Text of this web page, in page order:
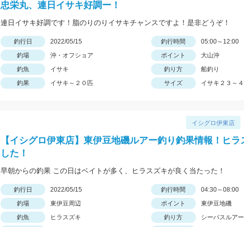
忠栄丸、連日イサキ好調ー！
連日イサキ好調です！脂のりのりイサキチャンスですよ！是非どうぞ！
釣行日 2022/05/15 釣行時間
05:00～12:00
釣場
沖・オフショア ポイント
大山沖
釣魚
イサキ 釣り方
船釣り
釣果
イサキ～２０匹 サイズ イサキ２３～
イシグロ伊東店
【イシグロ伊東店】東伊豆地磯ルアー釣り釣果情報！ヒラ
した！
早朝からの釣果 この日はベイトが多く、ヒラスズキが良く当たった！
釣行日 2022/05/15 釣行時間
04:30～08:00
釣場
東伊豆周辺 ポイント
東伊豆地磯
釣魚
ヒラスズキ 釣り方
シーバスルアー